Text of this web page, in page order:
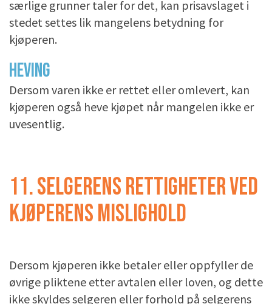
særlige grunner taler for det, kan prisavslaget i
stedet settes lik mangelens betydning for
kjøperen.
HEVING
Dersom varen ikke er rettet eller omlevert, kan
kjøperen også heve kjøpet når mangelen ikke er
uvesentlig.
11. SELGERENS RETTIGHETER VED
KJØPERENS MISLIGHOLD
Dersom kjøperen ikke betaler eller oppfyller de
øvrige pliktene etter avtalen eller loven, og dette
ikke skyldes selgeren eller forhold på selgerens